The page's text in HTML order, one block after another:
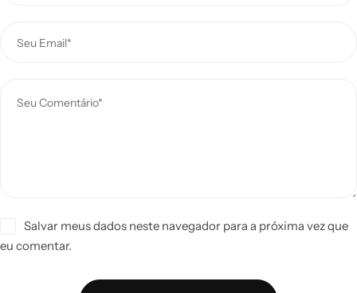
Salvar meus dados neste navegador para a próxima vez que
eu comentar.